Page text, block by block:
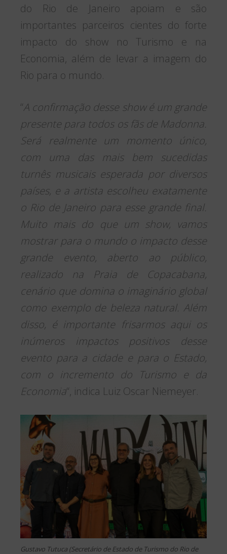
do Rio de Janeiro apoiam e são
importantes parceiros cientes do forte
impacto do show no Turismo e na
Economia, além de levar a imagem do
Rio para o mundo.
“A confirmação desse show é um grande
presente para todos os fãs de Madonna.
Será realmente um momento único,
com uma das mais bem sucedidas
turnês musicais esperada por diversos
países, e a artista escolheu exatamente
o Rio de Janeiro para esse grande final.
Muito mais do que um show, vamos
mostrar para o mundo o impacto desse
grande evento, aberto ao público,
realizado na Praia de Copacabana,
cenário que domina o imaginário global
como exemplo de beleza natural. Além
disso, é importante frisarmos aqui os
inúmeros impactos positivos desse
evento para a cidade e para o Estado,
com o incremento do Turismo e da
Economia“, indica Luiz Oscar Niemeyer.
Gustavo Tutuca (Secretário de Estado de Turismo do Rio de